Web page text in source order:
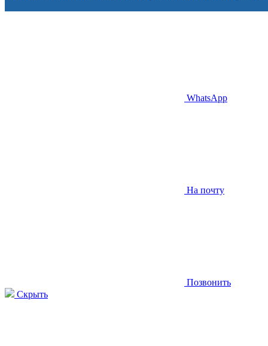
WhatsApp
На почту
Позвонить
Скрыть